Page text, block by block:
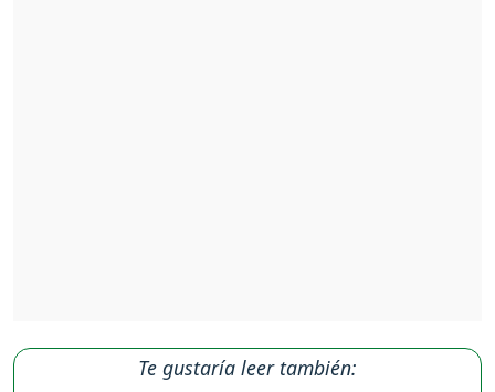
Te gustaría leer también: